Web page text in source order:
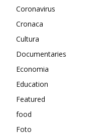
Coronavirus
Cronaca
Cultura
Documentaries
Economia
Education
Featured
food
Foto